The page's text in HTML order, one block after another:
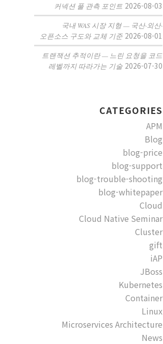
커넥션 풀 관측 포인트 2026-08-03
국내 WAS 시장 지형 — 국산·외산·
오픈소스 구도와 교체 기준 2026-08-01
트랜잭션 추적이란 — 느린 요청을 코드
레벨까지 따라가는 기술 2026-07-30
CATEGORIES
APM
Blog
blog-price
blog-support
blog-trouble-shooting
blog-whitepaper
Cloud
Cloud Native Seminar
Cluster
gift
iAP
JBoss
Kubernetes
Container
Linux
Microservices Architecture
News